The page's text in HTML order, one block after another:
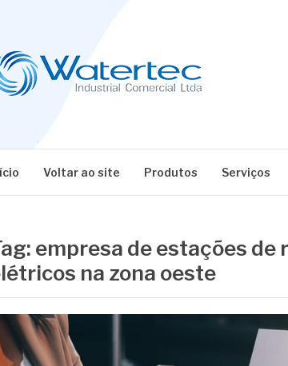
Voltar ao site Produtos Serviços
empresa de estações de
na zona oeste